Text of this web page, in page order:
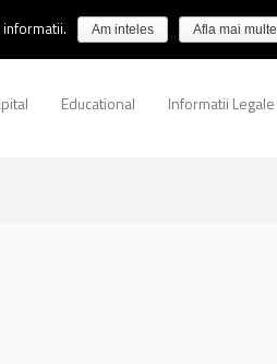
Educational Informatii Legale
Am inteles Afla mai multe